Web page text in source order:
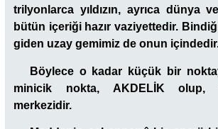
trilyonlarca yıldızın, ayrıca dünya
bütün içeriği hazır vaziyettedir.
giden uzay gemimiz de onun
Böylece o kadar küçük bir
minicik nokta, AKDELİK olup,
merkezidir.